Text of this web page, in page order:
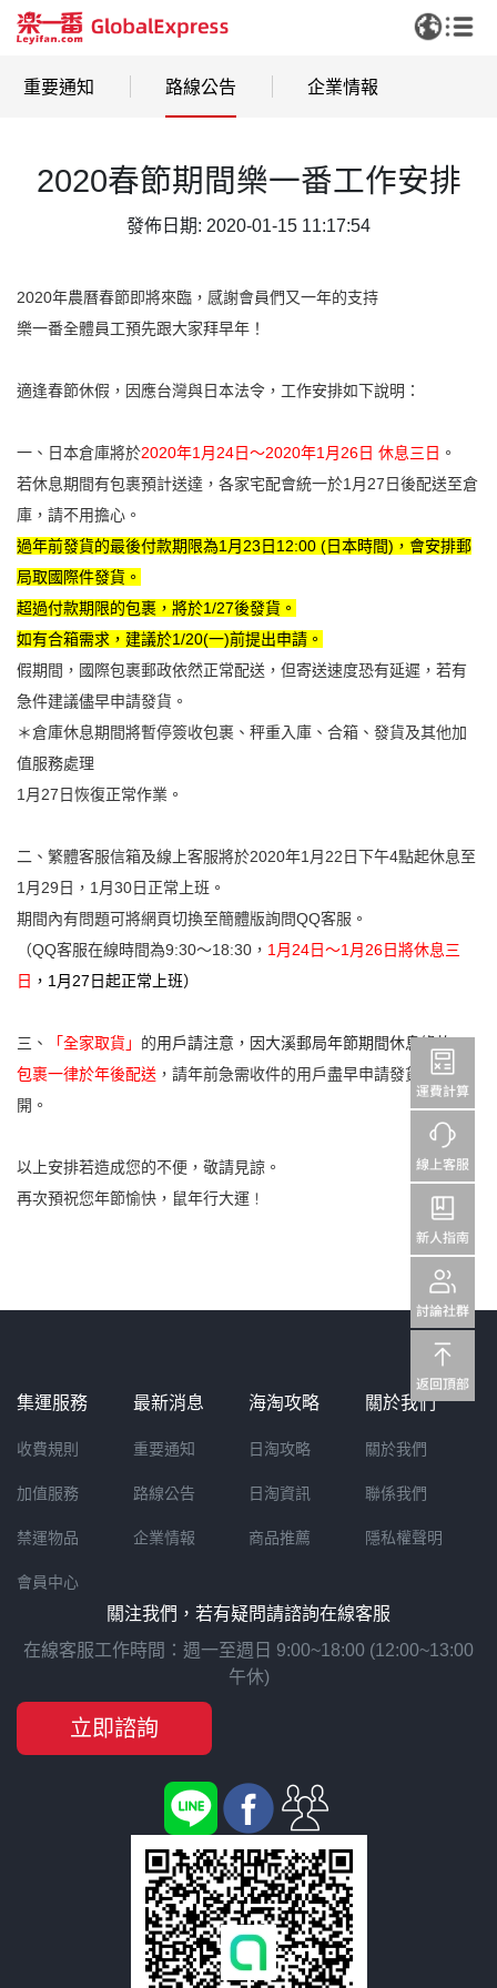
重要通知 路線公告 企業情報
2020春節期間樂一番工作安排
發佈日期: 2020-01-15 11:17:54
2020年農曆春節即將來臨，感謝會員們又一年的支持
樂一番全體員工預先跟大家拜早年！
適逢春節休假，因應台灣與日本法令，工作安排如下說明：
一、日本倉庫將於2020年1 月24日～2020年1月26日 休息三日 。
若休息期間有包裹預計送達，各家宅配會統一於1月27日後配送至倉
庫，請不用擔心。
過年前發貨的最後付款期限為1月23日12:00 (日本時間)，會安排郵
局取國際件發貨。
超過付款期限的包裹，將於1/27後發貨。
如有合箱需求，建議於1/20(一)前提出申請。
假期間，國際包裹郵政依然正常配送，但寄送速度恐有延遲，若有
急件建議儘早申請發貨。
＊倉庫休息期間將暫停簽收包裹、秤重入庫、合箱、發貨及其他加
值服務處理
1月27日恢復正常作業。
二、 繁體客服信箱及線上客服將於2020年1 月22日下午4點起休息至
1月29日 ，1月30日正常上班 。
期間內有問題可將網頁切換至簡體版詢問QQ客服。
（QQ客服在線時間為9:30～18:30， 1月24日～1月26日將休息三
日 ，1月27日起正常上班）
三、 「全家取貨」 的用戶請注意，因大溪郵局年節期間休息緣故，
包裹一律於年後配送 ，請年前急需收件的用戶盡早申請發貨或避
開。
以上安排若造成您的不便，敬請見諒。
再次預祝您年節愉快，鼠年行大運 ！
集運服務
收費規則
加值服務
禁運物品
會員中心
最新消息
重要通知
路線公告
企業情報
海淘攻略
日淘攻略
日淘資訊
商品推薦
關於我們
關於我們
聯係我們
隱私權聲明
關注我們，若有疑問請諮詢在線客服
在線客服工作時間：週一至週日 9:00~18:00 (12:00~13:00
午休)
立即諮詢